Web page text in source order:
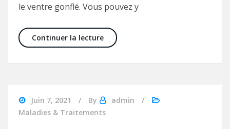
le ventre gonflé. Vous pouvez y
Continuer la lectureSanté : Comment éviter les
Juin 7, 2021 By
admin
Maladies & Traitements